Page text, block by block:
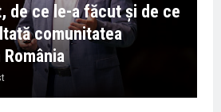
de ce le-a făcut și de ce
comunitatea